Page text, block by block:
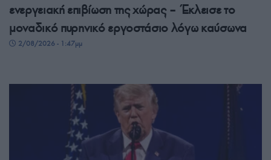
ενεργειακή επιβίωση της χώρας – Έκλεισε το
μοναδικό πυρηνικό εργοστάσιο λόγω καύσωνα
2/08/2026 - 1:47μμ